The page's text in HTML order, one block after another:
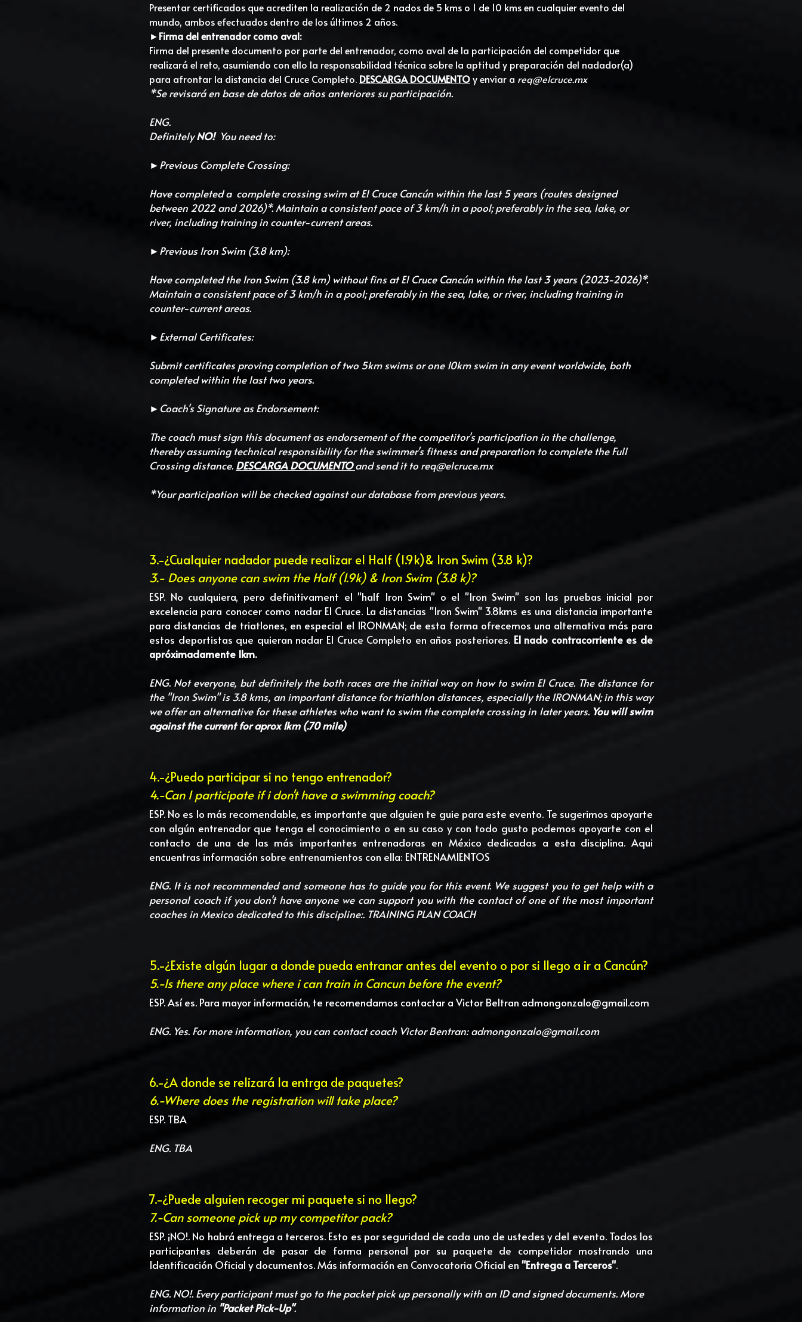
Presentar certificados que acrediten la realización de 2 nados de 5 kms o 1 de 10 kms en cualquier evento del
mundo, ambos efectuados dentro de los últimos 2 años.
►Firma del entrenador como aval:
Firma del presente documento por parte del entrenador, como aval de la participación del competidor que
realizará el reto, asumiendo con ello la responsabilidad técnica sobre la aptitud y preparación del nadador(a)
para afrontar la distancia del Cruce Completo. DESCARGA DOCUMENTOy enviar a req@elcruce.mx
*Se revisará en base de datos de años anteriores su participación.
ENG.
Definitely NO!
  You need to:
►Previous Complete Crossing:
Have completed a  complete crossing swim at El Cruce Cancún within the last 5 years (routes designed
between 2022 and 2026)*. Maintain a consistent pace of 3 km/h in a pool; preferably in the sea, lake, or
river, including training in counter-current areas.
►Previous Iron Swim (3.8 km):
Have completed the Iron Swim (3.8 km) without fins at El Cruce Cancún within the last 3 years (2023-2026)*.
Maintain a consistent pace of 3 km/h in a pool; preferably in the sea, lake, or river, including training in
counter-current areas.
►External Certificates:
Submit certificates proving completion of two 5km swims or one 10km swim in any event worldwide, both
completed within the last two years.
►Coach's Signature as Endorsement:
The coach must sign this document as endorsement of the competitor's participation in the challenge,
thereby assuming technical responsibility for the swimmer's fitness and preparation to complete the Full
Crossing distance. DESCARGA DOCUMENTO and send it to req@elcruce.mx
*Your participation will be checked against our database from previous years.
3.-¿Cualquier nadador puede realizar el Half (1.9k)& Iron Swim (3.8 k)?
3.- Does anyone can swim the Half (1.9k) & Iron Swim (3.8 k)?
ESP. No cualquiera, pero definitivament el "half Iron Swim" o el "Iron Swim" son las pruebas inicial por
excelencia para conocer como nadar El Cruce. La distancias "Iron Swim" 3.8kms es una distancia importante
para distancias de triatlones, en especial el IRONMAN; de esta forma ofrecemos una alternativa más para
estos deportistas que quieran nadar El Cruce Completo en años posteriores. El nado contracorriente es de
apróximadamente 1km.
ENG. Not everyone, but definitely the both races are the initial way on how to swim El Cruce. The distance for
the "Iron Swim" is 3.8 kms, an important distance for triathlon distances, especially the IRONMAN; in this way
we offer an alternative for these athletes who want to swim the complete crossing in later years. You will swim
against the current for aprox 1km (.70 mile)
4.-¿Puedo participar si no tengo entrenador?
4.-Can I participate if i don't have a swimming coach?
ESP. No es lo más recomendable, es importante que alguien te guie para este evento. Te sugerimos apoyarte
con algún entrenador que tenga el conocimiento o en su caso y con todo gusto podemos apoyarte con el
contacto de una de las más importantes entrenadoras en México dedicadas a esta disciplina. Aqui
encuentras información sobre entrenamientos con ella: ENTRENAMIENTOS
ENG. It is not recommended and someone has to guide you for this event. We suggest you to get help with a
personal coach if you don't have anyone we can support you with the contact of one of the most important
coaches in Mexico dedicated to this discipline:. TRAINING PLAN COACH
5.-¿Existe algún lugar a donde pueda entranar antes del evento o por si llego a ir a Cancún?
5.-Is there any place where i can train in Cancun before the event?
ESP. Así es. Para mayor información, te recomendamos contactar a Victor Beltran admongonzalo@gmail.com
ENG. Yes. For more information, you can contact coach Victor Bentran: admongonzalo@gmail.com
6.-¿A donde se relizará la entrga de paquetes?
6.-Where does the registration will take place?
ESP. TBA
ENG. TBA
7.-¿Puede alguien recoger mi paquete si no llego?
7.-Can someone pick up my competitor pack?
ESP. ¡NO!. No habrá entrega a terceros. Esto es por seguridad de cada uno de ustedes y del evento. Todos los
participantes deberán de pasar de forma personal por su paquete de competidor mostrando una
Identificación Oficial y documentos. Más información en Convocatoria Oficial en "Entrega a Terceros".
ENG. NO!. Every participant must go to the packet pick up personally with an ID and signed documents. More
information in "Packet Pick-Up".